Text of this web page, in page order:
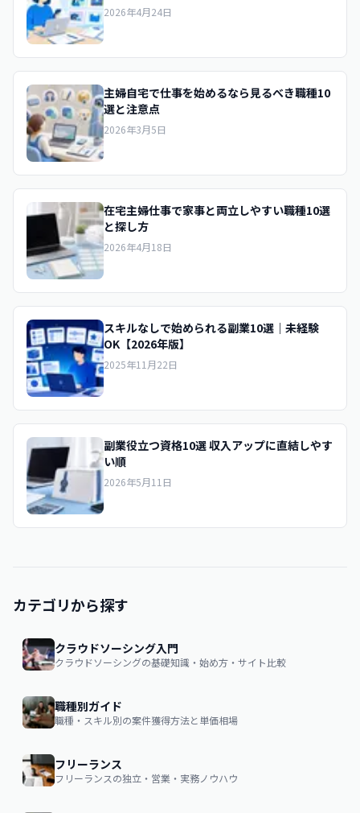
2026年4月24日
主婦自宅で仕事を始めるなら見るべき職種10
選と注意点
2026年3月5日
在宅主婦仕事で家事と両立しやすい職種10選
と探し方
2026年4月18日
スキルなしで始められる副業10選｜未経験
OK【2026年版】
2025年11月22日
副業役立つ資格10選 収入アップに直結しやす
い順
2026年5月11日
カテゴリから探す
クラウドソーシング入門
クラウドソーシングの基礎知識・始め方・サイト比較
職種別ガイド
職種・スキル別の案件獲得方法と単価相場
フリーランス
フリーランスの独立・営業・実務ノウハウ